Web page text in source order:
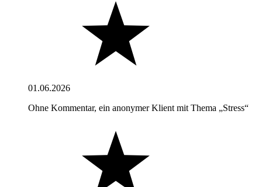
01.06.2026
Ohne Kommentar, ein anonymer Klient mit Thema „Stress“